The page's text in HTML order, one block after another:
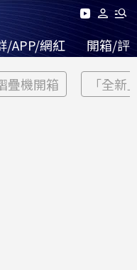
/APP/網紅 開箱/評
疊機開箱 「全新